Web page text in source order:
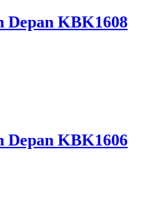
Depan KBK1608
Depan KBK1606